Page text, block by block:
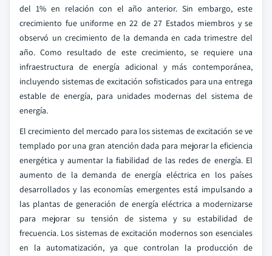
del 1% en relación con el año anterior. Sin embargo, este
crecimiento fue uniforme en 22 de 27 Estados miembros y se
observó un crecimiento de la demanda en cada trimestre del
año. Como resultado de este crecimiento, se requiere una
infraestructura de energía adicional y más contemporánea,
incluyendo sistemas de excitación sofisticados para una entrega
estable de energía, para unidades modernas del sistema de
energía.
El crecimiento del mercado para los sistemas de excitación se ve
templado por una gran atención dada para mejorar la eficiencia
energética y aumentar la fiabilidad de las redes de energía. El
aumento de la demanda de energía eléctrica en los países
desarrollados y las economías emergentes está impulsando a
las plantas de generación de energía eléctrica a modernizarse
para mejorar su tensión de sistema y su estabilidad de
frecuencia. Los sistemas de excitación modernos son esenciales
en la automatización, ya que controlan la producción de